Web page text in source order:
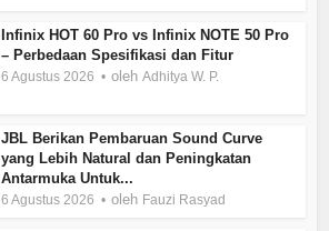
Infinix HOT 60 Pro vs Infinix NOTE 50 Pro
– Perbedaan Spesifikasi dan Fitur
6 Agustus 2026 olehAdhitya W. P.
JBL Berikan Pembaruan Sound Curve
yang Lebih Natural dan Peningkatan
Antarmuka Untuk...
6 Agustus 2026 oleh Fauzi Rasyad